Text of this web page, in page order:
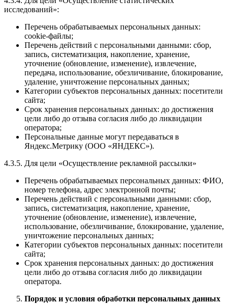
исследований»:
Перечень обрабатываемых персональных данных:
cookie-файлы;
Перечень действий с персональными данными: сбор,
запись, систематизация, накопление, хранение,
уточнение (обновление, изменение), извлечение,
передача, использование, обезличивание, блокирование,
удаление, уничтожение персональных данных;
Категории субъектов персональных данных: посетители
сайта;
Срок хранения персональных данных: до достижения
цели либо до отзыва согласия либо до ликвидации
оператора;
Персональные данные могут передаваться в
Яндекс.Метрику (ООО «ЯНДЕКС»).
4.3.5. Для цели «Осуществление рекламной рассылки»
Перечень обрабатываемых персональных данных: ФИО,
номер телефона, адрес электронной почты;
Перечень действий с персональными данными: сбор,
запись, систематизация, накопление, хранение,
уточнение (обновление, изменение), извлечение,
использование, обезличивание, блокирование, удаление,
уничтожение персональных данных;
Категории субъектов персональных данных: посетители
сайта;
Срок хранения персональных данных: до достижения
цели либо до отзыва согласия либо до ликвидации
оператора.
Порядок и условия обработки персональных данных